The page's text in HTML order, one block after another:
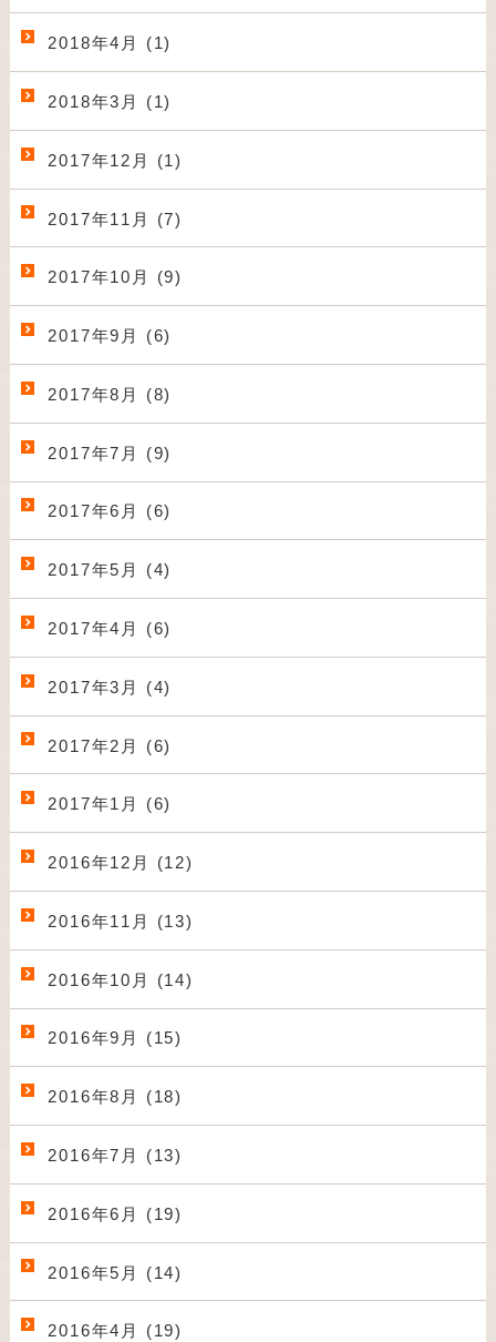
2018年4月 (1)
2018年3月 (1)
2017年12月 (1)
2017年11月 (7)
2017年10月 (9)
2017年9月 (6)
2017年8月 (8)
2017年7月 (9)
2017年6月 (6)
2017年5月 (4)
2017年4月 (6)
2017年3月 (4)
2017年2月 (6)
2017年1月 (6)
2016年12月 (12)
2016年11月 (13)
2016年10月 (14)
2016年9月 (15)
2016年8月 (18)
2016年7月 (13)
2016年6月 (19)
2016年5月 (14)
2016年4月 (19)